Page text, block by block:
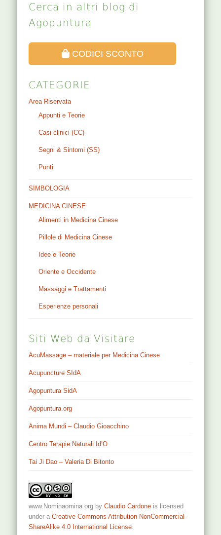
Cerca in altri blog di
Agopuntura
CODICI SCONTO
CATEGORIE
Area Riservata
Appunti e Teorie
Casi clinici (CC)
Segni & Sintomi (SS)
Punti
SIMBOLOGIA
MEDICINA CINESE
Alimenti in Medicina Cinese
Pillole di Medicina Cinese
Idee e Teorie
Oriente e Occidente
Massaggi e Trattamenti
Esperienze personali
Siti Web da Visitare
AcuMassage – materiale per Medicina Cinese
Acupuncture SIdA
Agopuntura SidA
Agopuntura.org
Anima Mundi – Claudio Gioacchino
Centro Terapie Naturali Id’O
Tai Ji Dao – Valeria Di Bitonto
www.Nominaomina.org byClaudio Cardone is licensed
under aCreative Commons Attribution-NonCommercial-
ShareAlike 4.0 International License.